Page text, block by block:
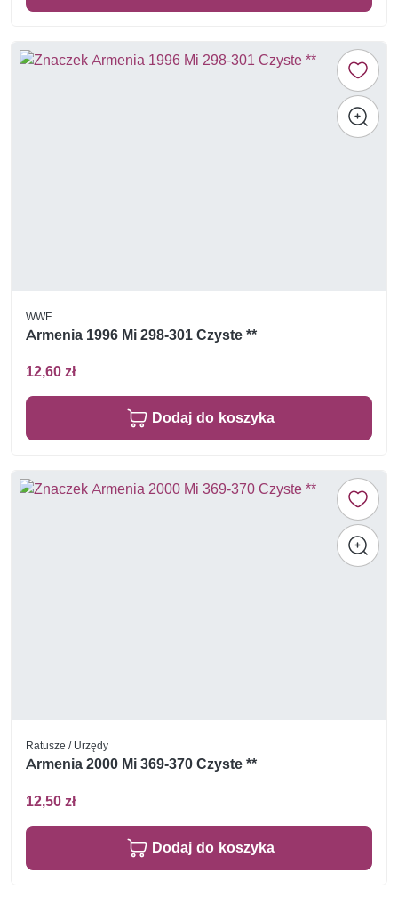
WWF
Armenia 1996 Mi 298-301 Czyste **
12,60 zł
Dodaj do koszyka
Ratusze / Urzędy
Armenia 2000 Mi 369-370 Czyste **
12,50 zł
Dodaj do koszyka